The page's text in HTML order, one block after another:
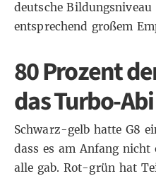
deutsche
entsprechend großem
80 Prozent
das Turbo-Abi
Schwarz-gelb hatte G8
dass es am Anfang
alle gab. Rot-grün hat